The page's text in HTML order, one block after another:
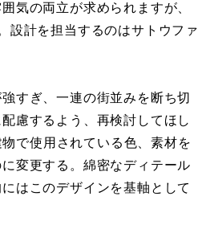
気の両立が求められますが、
設計を担当するのはサトウファ
すぎ、一連の街並みを断ち切
慮するよう、再検討してほし
で使用されている色、素材を
変更する。綿密なディテール
はこのデザインを基軸として